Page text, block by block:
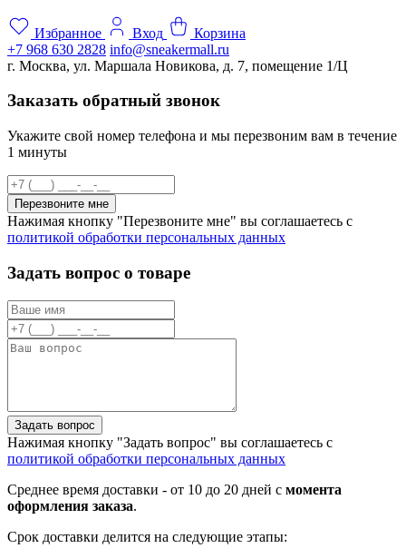
Избранное Вход
Корзина
+7 968 630 2828 info@sneakermall.ru
г. Москва, ул. Маршала Новикова, д. 7, помещение 1/Ц
Заказать обратный звонок
Укажите свой номер телефона и мы перезвоним вам в течение
1 минуты
Перезвоните мне
Нажимая кнопку "Перезвоните мне" вы соглашаетесь с
политикой обработки персональных данных
Задать вопрос о товаре
Задать вопрос
Нажимая кнопку "Задать вопрос" вы соглашаетесь с
политикой обработки персональных данных
Среднее время доставки - от 10 до 20 дней с момента
оформления заказа.
Срок доставки делится на следующие этапы: